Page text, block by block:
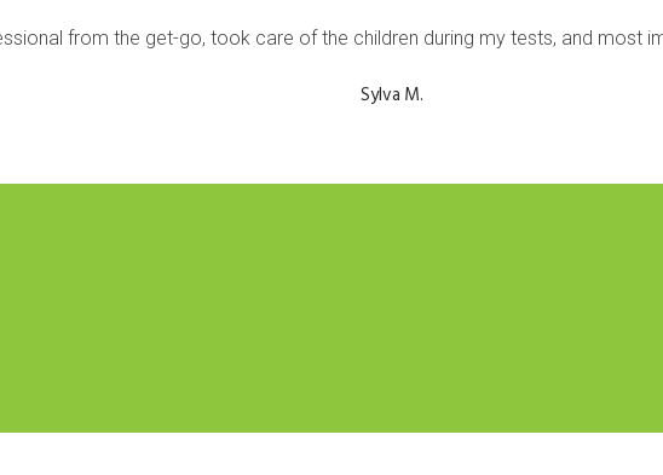
from the get-go, took care of the children during my tests, and most
Sylva M.